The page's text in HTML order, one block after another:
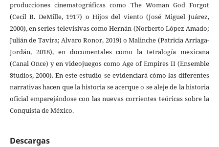
producciones cinematográficas como The Woman God Forgot
(Cecil B. DeMille, 1917) o Hijos del viento (José Miguel Juárez,
2000), en series televisivas como Hernán (Norberto López Amado;
Julián de Tavira; Alvaro Ronor, 2019) o Malinche (Patricia Arriaga-
Jordán, 2018), en documentales como la tetralogía mexicana
(Canal Once) y en videojuegos como Age of Empires II (Ensemble
Studios, 2000). En este estudio se evidenciará cómo las diferentes
narrativas hacen que la historia se acerque o se aleje de la historia
oficial emparejándose con las nuevas corrientes teóricas sobre la
Conquista de México.
Descargas